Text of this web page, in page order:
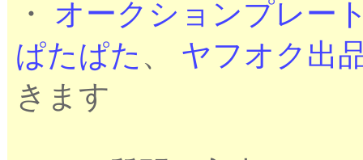
・ オークションプレー
ぱたぱた 、 ヤフオク出
きます